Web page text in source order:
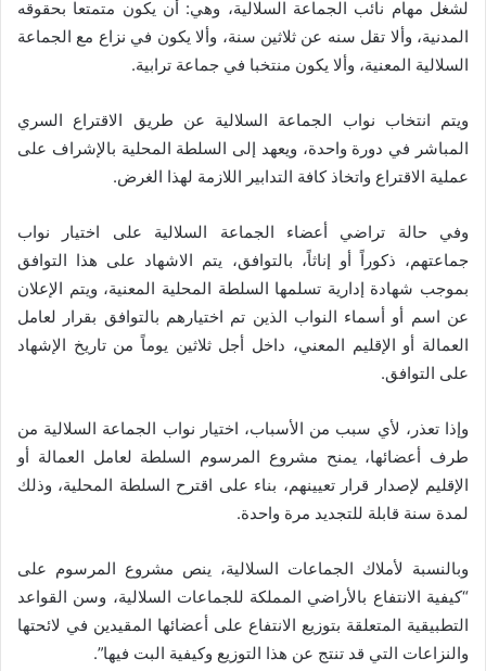
لشغل مهام نائب الجماعة السلالية، وهي: أن يكون متمتعا بحقوقه
المدنية، وألا تقل سنه عن ثلاثين سنة، وألا يكون في نزاع مع الجماعة
السلالية المعنية، وألا يكون منتخبا في جماعة ترابية.
ويتم انتخاب نواب الجماعة السلالية عن طريق الاقتراع السري
المباشر في دورة واحدة، ويعهد إلى السلطة المحلية بالإشراف على
عملية الاقتراع واتخاذ كافة التدابير اللازمة لهذا الغرض.
وفي حالة تراضي أعضاء الجماعة السلالية على اختيار نواب
جماعتهم، ذكوراً أو إناثاً، بالتوافق، يتم الاشهاد على هذا التوافق
بموجب شهادة إدارية تسلمها السلطة المحلية المعنية، ويتم الإعلان
عن اسم أو أسماء النواب الذين تم اختيارهم بالتوافق بقرار لعامل
العمالة أو الإقليم المعني، داخل أجل ثلاثين يوماً من تاريخ الإشهاد
على التوافق.
وإذا تعذر، لأي سبب من الأسباب، اختيار نواب الجماعة السلالية من
طرف أعضائها، يمنح مشروع المرسوم السلطة لعامل العمالة أو
الإقليم لإصدار قرار تعيينهم، بناء على اقترح السلطة المحلية، وذلك
لمدة سنة قابلة للتجديد مرة واحدة.
وبالنسبة لأملاك الجماعات السلالية، ينص مشروع المرسوم على
“كيفية الانتفاع بالأراضي المملكة للجماعات السلالية، وسن القواعد
التطبيقية المتعلقة بتوزيع الانتفاع على أعضائها المقيدين في لائحتها
والنزاعات التي قد تنتج عن هذا التوزيع وكيفية البت فيها”.